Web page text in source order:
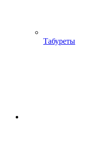
Табуреты